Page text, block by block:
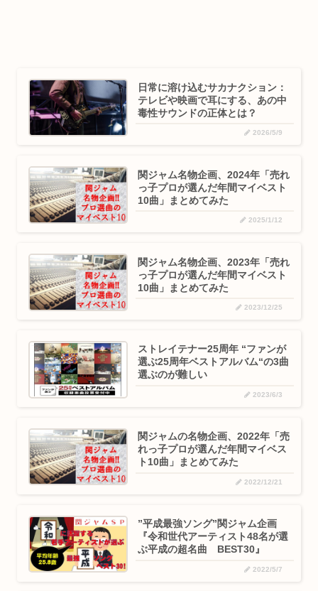
日常に溶け込むサカナクション：
テレビや映画で耳にする、あの中
毒性サウンドの正体とは？
2026/5/9
関ジャム名物企画、2024年「売れ
っ子プロが選んだ年間マイベスト
10曲」まとめてみた
2025/1/12
関ジャム名物企画、2023年「売れ
っ子プロが選んだ年間マイベスト
10曲」まとめてみた
2023/12/25
ストレイテナー25周年 “ファンが
選ぶ25周年ベストアルバム“の3曲
選ぶのが難しい
2023/6/3
関ジャムの名物企画、2022年「売
れっ子プロが選んだ年間マイベス
ト10曲」まとめてみた
2022/12/21
”平成最強ソング”関ジャム企画
『令和世代アーティスト48名が選
ぶ平成の超名曲 BEST30』
2022/5/7